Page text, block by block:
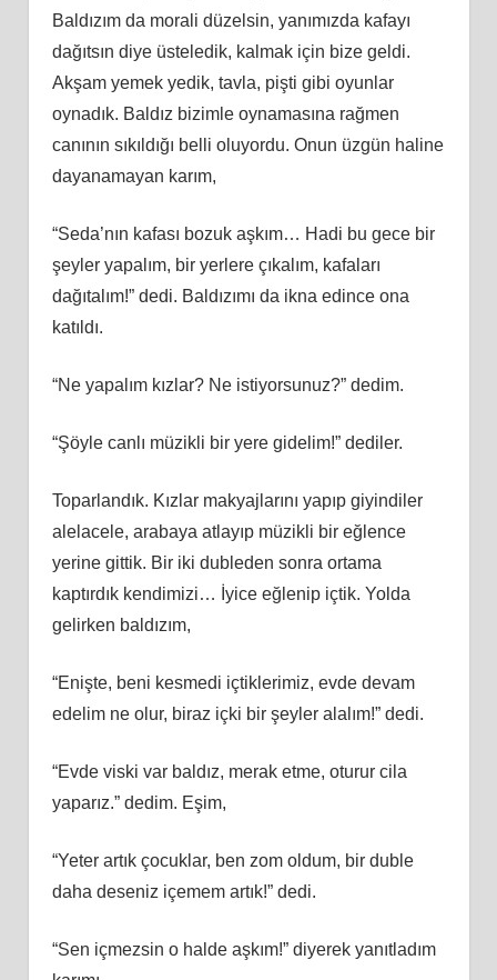
Baldızım da morali düzelsin, yanımızda kafayı
dağıtsın diye üsteledik, kalmak için bize geldi.
Akşam yemek yedik, tavla, pişti gibi oyunlar
oynadık. Baldız bizimle oynamasına rağmen
canının sıkıldığı belli oluyordu. Onun üzgün haline
dayanamayan karım,
“Seda’nın kafası bozuk aşkım… Hadi bu gece bir
şeyler yapalım, bir yerlere çıkalım, kafaları
dağıtalım!” dedi. Baldızımı da ikna edince ona
katıldı.
“Ne yapalım kızlar? Ne istiyorsunuz?” dedim.
“Şöyle canlı müzikli bir yere gidelim!” dediler.
Toparlandık. Kızlar makyajlarını yapıp giyindiler
alelacele, arabaya atlayıp müzikli bir eğlence
yerine gittik. Bir iki dubleden sonra ortama
kaptırdık kendimizi… İyice eğlenip içtik. Yolda
gelirken baldızım,
“Enişte, beni kesmedi içtiklerimiz, evde devam
edelim ne olur, biraz içki bir şeyler alalım!” dedi.
“Evde viski var baldız, merak etme, oturur cila
yaparız.” dedim. Eşim,
“Yeter artık çocuklar, ben zom oldum, bir duble
daha deseniz içemem artık!” dedi.
“Sen içmezsin o halde aşkım!” diyerek yanıtladım